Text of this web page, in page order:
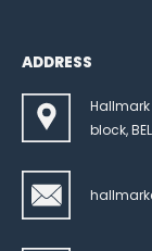
ADDRESS
Hallmark
block,